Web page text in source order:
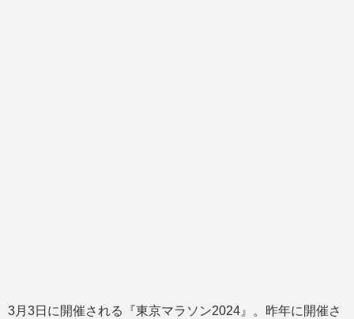
3月3日に開催される『東京マラソン2024』。昨年に開催さ